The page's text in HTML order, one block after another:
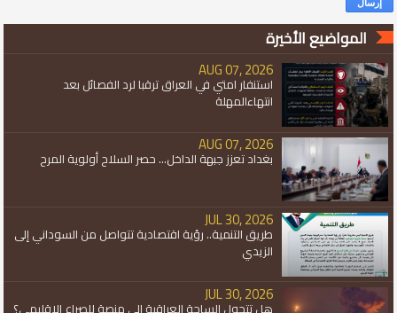
المواضيع الأخيرة
AUG 07, 2026
استنفار امتي في العراق ترقبا لرد الفصائل بعد
انتهاءالمهلة
AUG 07, 2026
بغداد تعزز جبهة الداخل... حصر السلاح أولوية المرح
JUL 30, 2026
طريق التنمية.. رؤية اقتصادية تتواصل من السوداني إلى
الزيدي
JUL 30, 2026
هل تتحول الساحة العراقية إلى منصة للصراع الإقليمي؟